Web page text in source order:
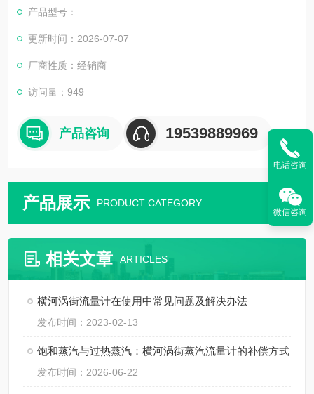
国产的各种智能变送器.
产品型号：
更新时间：2026-07-07
厂商性质：经销商
访问量：949
产品咨询 19539889969
产品展示 PRODUCT CATEGORY
相关文章 ARTICLES
横河涡街流量计在使用中常见问题及解决办法
发布时间：2023-02-13
饱和蒸汽与过热蒸汽：横河涡街蒸汽流量计的补偿方式
发布时间：2026-06-22
电话咨询
微信咨询